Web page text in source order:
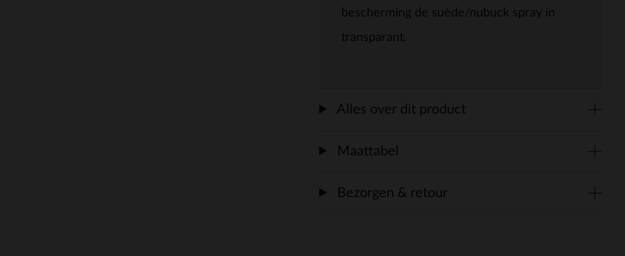
bescherming de suède/nubuck spray in
transparant.
Alles over dit product
Maattabel
Bezorgen & retour